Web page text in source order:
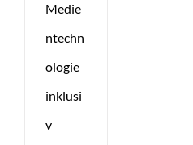
Medie
ntechn
ologie
inklusi
v